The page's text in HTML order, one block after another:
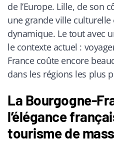
de l’Europe. Lille, de son
une grande ville
dynamique. Le tout avec
le contexte actuel :
France coûte encore
dans les régions les plus
La Bourgogne-
l’élégance
tourisme de